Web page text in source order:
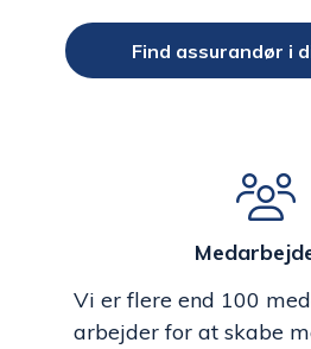
Find assurandør i
Vi er flere end 100
arbejder for at skabe